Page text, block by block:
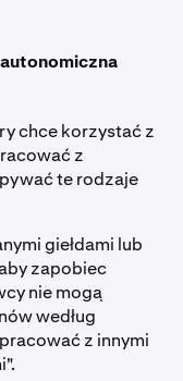
chce korzystać z
z
te rodzaje
giełdami lub
zapobiec
nie mogą
według
z innymi